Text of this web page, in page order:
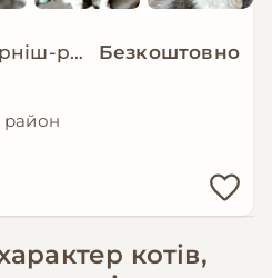
Кішка Ізі, метис Корніш-рекс? Безкоштовно
район
котів,